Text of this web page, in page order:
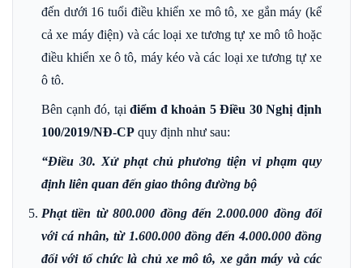
đến dưới 16 tuổi điều khiển xe mô tô, xe gắn máy (kể
cả xe máy điện) và các loại xe tương tự xe mô tô hoặc
điều khiển xe ô tô, máy kéo và các loại xe tương tự xe
ô tô.
Bên cạnh đó, tạiđiểm đ khoản 5 Điều 30 Nghị định
100/2019/NĐ-CP quy định như sau:
“Điều 30. Xử phạt chủ phương tiện vi phạm quy
định liên quan đến giao thông đường bộ
Phạt tiền từ 800.000 đồng đến 2.000.000 đồng đối
với cá nhân, từ 1.600.000 đồng đến 4.000.000 đồng
đối với tổ chức là chủ xe mô tô, xe gắn máy và các